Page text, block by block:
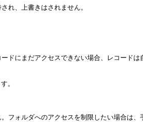
れ、上書きはされません。
ドにまだアクセスできない場合、レコード
。
ォルダへのアクセスを制限したい場合は、